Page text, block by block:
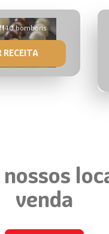
40 bombons
RECEITA
venda